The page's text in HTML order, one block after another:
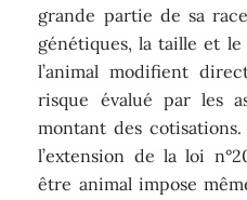
grande partie de sa
génétiques, la taille et
l’animal modifient
risque évalué par les
montant des
l’extension de la loi
être animal impose